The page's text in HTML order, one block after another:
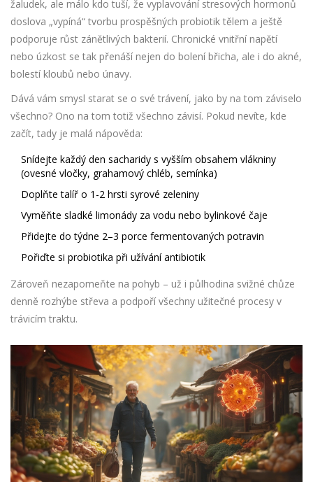
žaludek, ale málo kdo tuší, že vyplavování stresových hormonů
doslova „vypíná“ tvorbu prospěšných probiotik tělem a ještě
podporuje růst zánětlivých bakterií. Chronické vnitřní napětí
nebo úzkost se tak přenáší nejen do bolení břicha, ale i do akné,
bolestí kloubů nebo únavy.
Dává vám smysl starat se o své trávení, jako by na tom záviselo
všechno? Ono na tom totiž všechno závisí. Pokud nevíte, kde
začít, tady je malá nápověda:
Snídejte každý den sacharidy s vyšším obsahem vlákniny
(ovesné vločky, grahamový chléb, semínka)
Doplňte talíř o 1-2 hrsti syrové zeleniny
Vyměňte sladké limonády za vodu nebo bylinkové čaje
Přidejte do týdne 2–3 porce fermentovaných potravin
Pořiďte si probiotika při užívání antibiotik
Zároveň nezapomeňte na pohyb – už i půlhodina svižné chůze
denně rozhýbe střeva a podpoří všechny užitečné procesy v
trávicím traktu.